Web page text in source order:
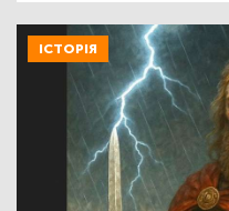
ІСТОРІЯ